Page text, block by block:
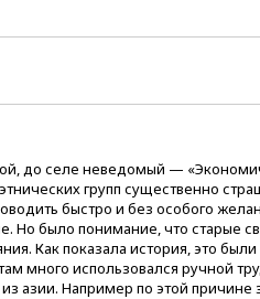
до селе неведомый —
групп существенно
быстро и без особого
Но было понимание, что старые
Как показала история, это
много использовался ручной
азии. Например по этой причине